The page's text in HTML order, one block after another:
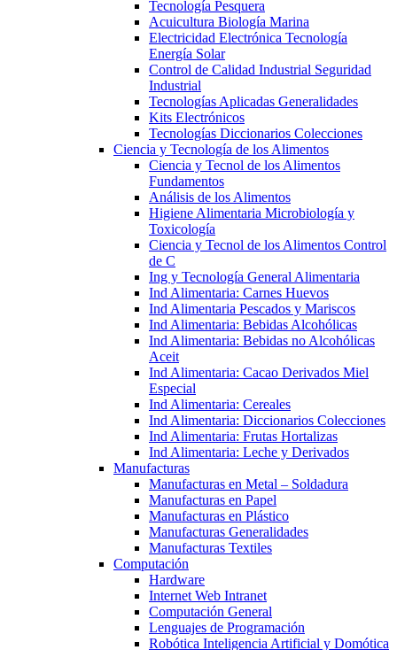
Tecnología Pesquera
Acuicultura Biología Marina
Electricidad Electrónica Tecnología
Energía Solar
Control de Calidad Industrial Seguridad
Industrial
Tecnologías Aplicadas Generalidades
Kits Electrónicos
Tecnologías Diccionarios Colecciones
Ciencia y Tecnología de los Alimentos
Ciencia y Tecnol de los Alimentos
Fundamentos
Análisis de los Alimentos
Higiene Alimentaria Microbiología y
Toxicología
Ciencia y Tecnol de los Alimentos Control
de C
Ing y Tecnología General Alimentaria
Ind Alimentaria: Carnes Huevos
Ind Alimentaria Pescados y Mariscos
Ind Alimentaria: Bebidas Alcohólicas
Ind Alimentaria: Bebidas no Alcohólicas
Aceit
Ind Alimentaria: Cacao Derivados Miel
Especial
Ind Alimentaria: Cereales
Ind Alimentaria: Diccionarios Colecciones
Ind Alimentaria: Frutas Hortalizas
Ind Alimentaria: Leche y Derivados
Manufacturas
Manufacturas en Metal – Soldadura
Manufacturas en Papel
Manufacturas en Plástico
Manufacturas Generalidades
Manufacturas Textiles
Computación
Hardware
Internet Web Intranet
Computación General
Lenguajes de Programación
Robótica Inteligencia Artificial y Domótica